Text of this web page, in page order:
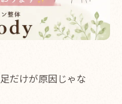
だけが原因じゃな